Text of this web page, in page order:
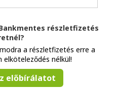
részletfizetés
a részletfizetés erre a
nélkül!
előbírálatot